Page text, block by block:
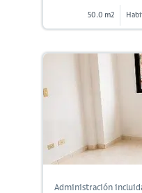
50.0 m2
Administración